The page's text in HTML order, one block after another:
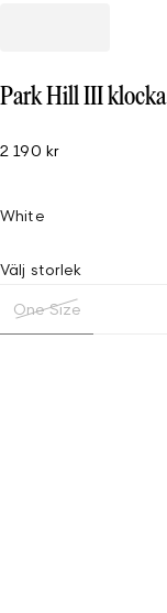
Park Hill III klocka
2 190 kr
White
Välj storlek
One Size